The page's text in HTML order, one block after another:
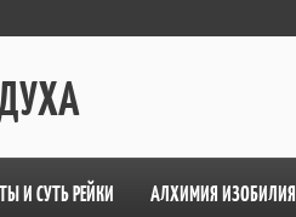
И СУТЬ РЕЙКИ АЛХИМИЯ ИЗОБИЛИЯ